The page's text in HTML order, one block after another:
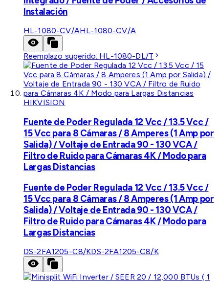
Instalación
HL-1080-CV/AHL-1080-CV/A
Reemplazo sugerido: HL-1080-DL/T
HIKVISION
Fuente de Poder Regulada 12 Vcc / 13.5 Vcc /
15 Vcc para 8 Cámaras / 8 Amperes (1 Amp por
Salida) / Voltaje de Entrada 90 - 130 VCA /
Filtro de Ruido para Cámaras 4K / Modo para
Largas Distancias
Fuente de Poder Regulada 12 Vcc / 13.5 Vcc /
15 Vcc para 8 Cámaras / 8 Amperes (1 Amp por
Salida) / Voltaje de Entrada 90 - 130 VCA /
Filtro de Ruido para Cámaras 4K / Modo para
Largas Distancias
DS-2FA1205-C8/KDS-2FA1205-C8/K